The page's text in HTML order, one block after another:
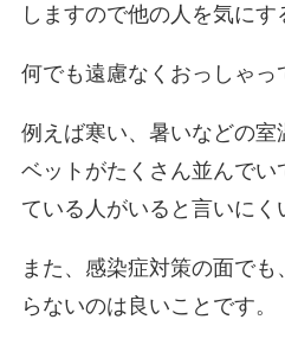
しますので他の人を気にす
何でも遠慮なくおっしゃっ
例えば寒い、暑いなどの室
ベットがたくさん並んでい
ている人がいると言いにく
また、感染症対策の面で
らないのは良いことです。